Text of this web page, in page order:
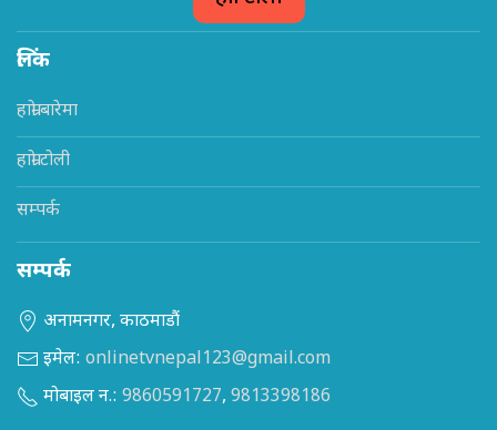
लिंक
हाम्रो बारेमा
हाम्रो टोली
सम्पर्क
सम्पर्क
अनामनगर, काठमाडौं
इमेल: onlinetvnepal123@gmail.com
मोबाइल न.: 9860591727, 9813398186